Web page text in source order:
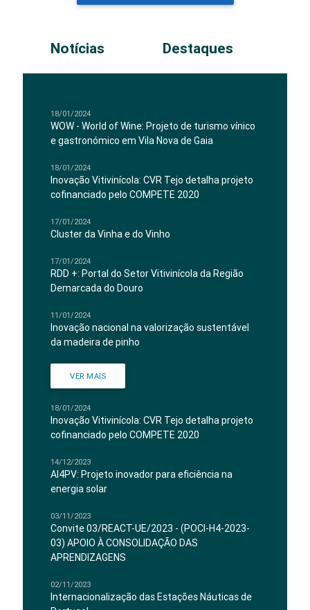
Notícias Destaques
18/01/2024
WOW - World of Wine: Projeto de turismo vínico
e gastronómico em Vila Nova de Gaia
18/01/2024
Inovação Vitivinícola: CVR Tejo detalha projeto
cofinanciado pelo COMPETE 2020
17/01/2024
Cluster da Vinha e do Vinho
17/01/2024
RDD +: Portal do Setor Vitivinícola da Região
Demarcada do Douro
11/01/2024
Inovação nacional na valorização sustentável
da madeira de pinho
VER MAIS
18/01/2024
Inovação Vitivinícola: CVR Tejo detalha projeto
cofinanciado pelo COMPETE 2020
14/12/2023
AI4PV: Projeto inovador para eficiência na
energia solar
03/11/2023
Convite 03/REACT-UE/2023 - (POCI-H4-2023-
03) APOIO À CONSOLIDAÇÃO DAS
APRENDIZAGENS
02/11/2023
Internacionalização das Estações Náuticas de